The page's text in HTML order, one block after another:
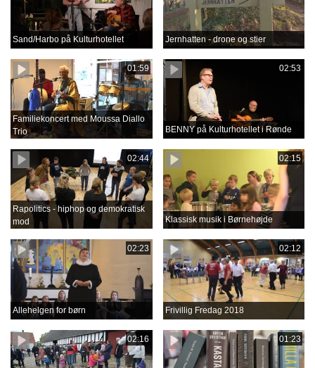
Sand/Harbo på Kulturhotellet Jernhatten - drone og stier
01:59
Familiekoncert med Moussa Diallo
Trio
02:53
BENNY på Kulturhotellet i Rønde
02:44
Rapolitics - hiphop og demokratisk
mod
02:15
Klassisk musik i Børnehøjde
02:23
Allehelgen for børn
02:12
Frivillig Fredag 2018
02:16 01:23